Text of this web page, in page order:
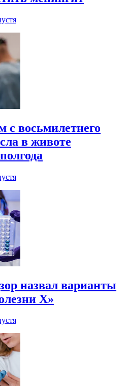
с восьмилетнего
в животе
назвал варианты
Х»